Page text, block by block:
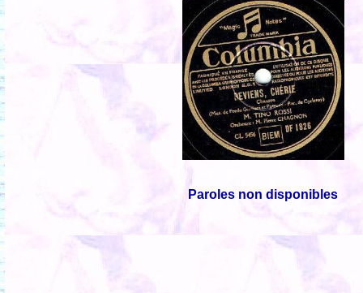
Paroles non disponibles